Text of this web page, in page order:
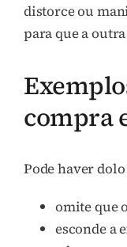
distorce ou
para que a
compra
Pode haver
omite que
esconde a